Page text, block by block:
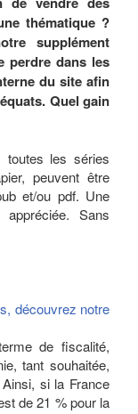
thématique ?
supplément
perdre dans les
du site afin
Quel gain
toutes les séries
peuvent être
et/ou pdf. Une
Sans
découvrez notre
de fiscalité,
tant souhaitée,
Ainsi, si la France
de 21 % pour la